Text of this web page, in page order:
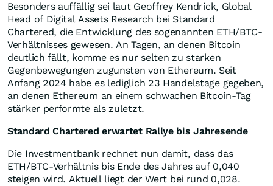
Besonders auffällig sei laut Geoffrey Kendrick, Global
Head of Digital Assets Research bei Standard
Chartered, die Entwicklung des sogenannten ETH/BTC-
Verhältnisses gewesen. An Tagen, an denen Bitcoin
deutlich fällt, komme es nur selten zu starken
Gegenbewegungen zugunsten von Ethereum. Seit
Anfang 2024 habe es lediglich 23 Handelstage gegeben,
an denen Ethereum an einem schwachen Bitcoin-Tag
stärker performte als zuletzt.
Standard Chartered erwartet Rallye bis Jahresende
Die Investmentbank rechnet nun damit, dass das
ETH/BTC-Verhältnis bis Ende des Jahres auf 0,040
steigen wird. Aktuell liegt der Wert bei rund 0,028.